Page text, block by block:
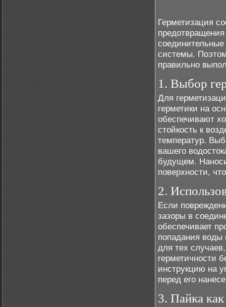
Герметизация
системы.
правильно
1. Выбор
Для
герметики на
обеспечивают
стойкость к
температур.
вашего
будущем.
поверхности,
2.
Если
зазоры в
обеспечивает
попадания воды
для тех
герметичности
инструкцию на
перед его
3. Пайка